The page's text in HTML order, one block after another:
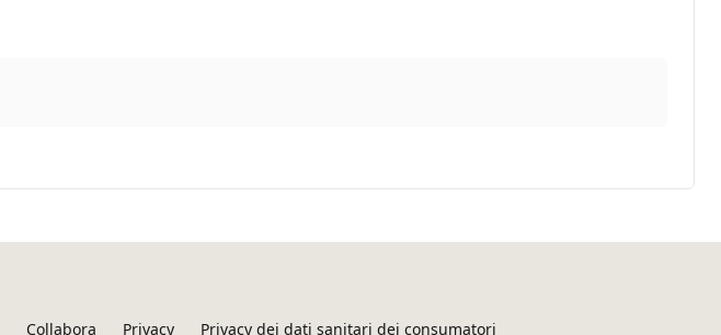
Collabora Privacy Privacy dei dati sanitari dei consumatori